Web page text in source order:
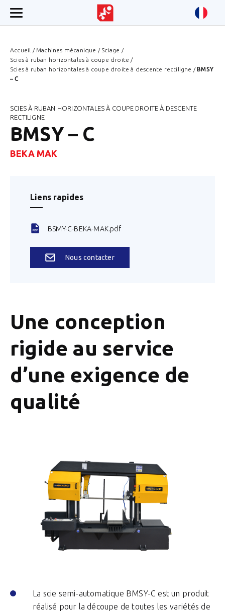
Accueil / Machines mécanique / Sciage /
Scies à ruban horizontales à coupe droite /
Scies à ruban horizontales à coupe droite à descente rectiligne /BMSY
– C
Une conception
rigide au service
d’une exigence de
qualité
La scie semi-automatique BMSY-C est un produit
réalisé pour la découpe de toutes les variétés de
SCIES À RUBAN HORIZONTALES À COUPE DROITE À DESCENTE
RECTILIGNE
BMSY – C
BEKA MAK
Liens rapides
BSMY-C-BEKA-MAK.pdf
Nous contacter